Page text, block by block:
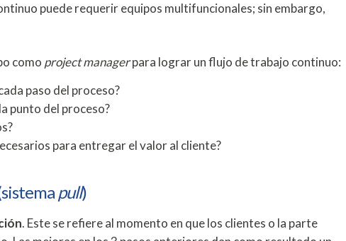
puede requerir equipos multifuncionales; sin embargo,
como project managerpara lograr un flujo de trabajo continuo:
paso del proceso?
punto del proceso?
para entregar el valor al cliente?
pull)
. Este se refiere al momento en que los clientes o la parte